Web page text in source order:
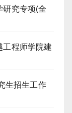
研究专项(全
工程师学院建
生招生工作